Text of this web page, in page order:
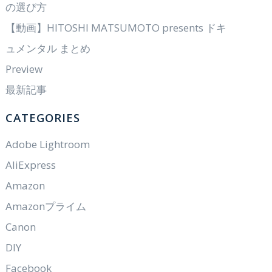
の選び方
【動画】HITOSHI MATSUMOTO presents ドキ
ュメンタル まとめ
Preview
最新記事
CATEGORIES
Adobe Lightroom
AliExpress
Amazon
Amazonプライム
Canon
DIY
Facebook